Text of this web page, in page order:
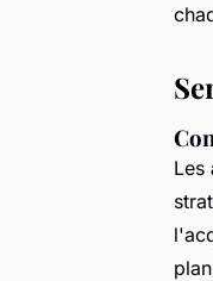
Les